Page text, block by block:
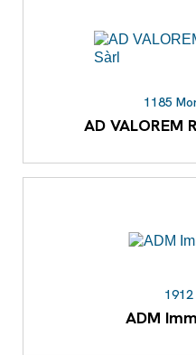
1185
AD VALOREM
ADM